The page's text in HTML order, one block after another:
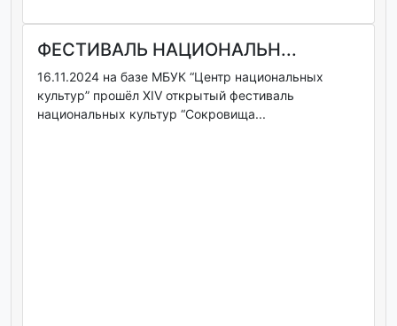
ФЕСТИВАЛЬ НАЦИОНАЛЬН...
16.11.2024 на базе МБУК “Центр национальных
культур” прошёл XIV открытый фестиваль
национальных культур “Сокровища...